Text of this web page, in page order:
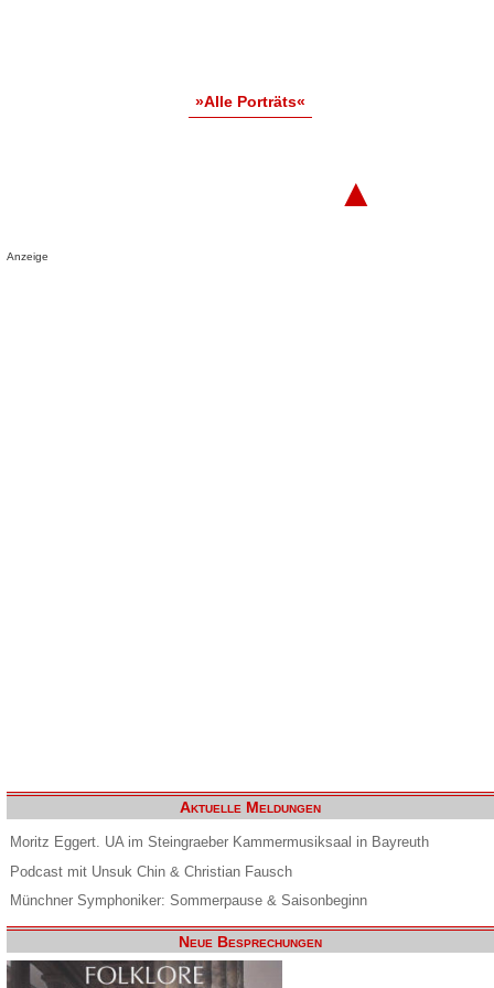
»Alle Porträts«
▲
Anzeige
Aktuelle Meldungen
Moritz Eggert. UA im Steingraeber Kammermusiksaal in Bayreuth
Podcast mit Unsuk Chin & Christian Fausch
Münchner Symphoniker: Sommerpause & Saisonbeginn
Neue Besprechungen